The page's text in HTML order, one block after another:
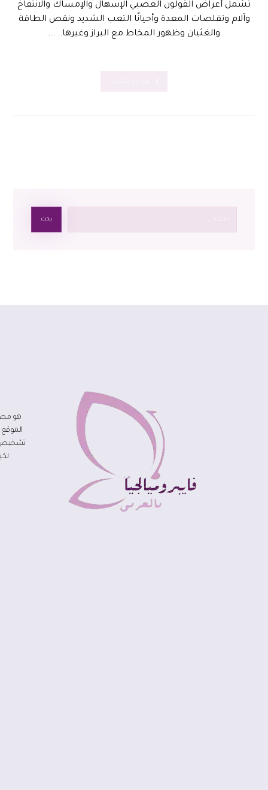
تشمل أعراض القولون العصبي الإسهال والإمساك والانتفاخ
وآلام وتقلصات المعدة وأحيانًا التعب الشديد ونقص الطاقة
والغثيان وظهور المخاط مع البراز وغيرها.. ...
بحث
هو
تشخيص